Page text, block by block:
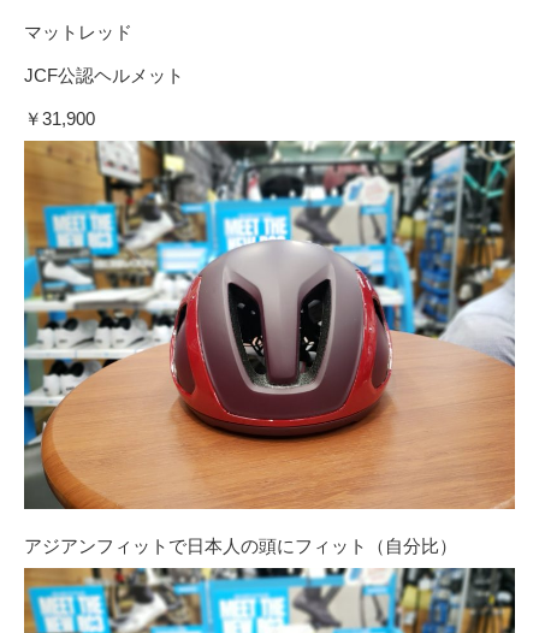
マットレッド
JCF公認ヘルメット
￥31,900
アジアンフィットで日本人の頭にフィット（自分比）